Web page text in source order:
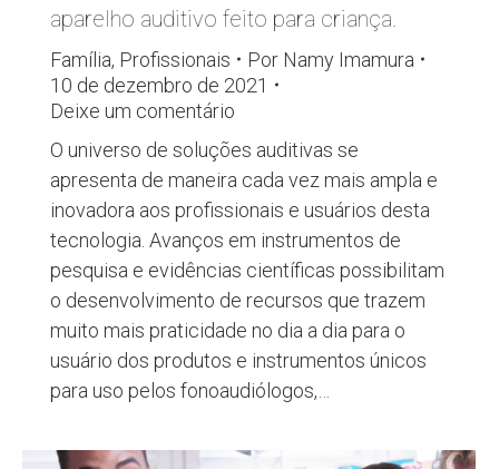
aparelho auditivo feito para criança.
Família, Profissionais Por Namy Imamura
10 de dezembro de 2021
Deixe um comentário
O universo de soluções auditivas se
apresenta de maneira cada vez mais ampla e
inovadora aos profissionais e usuários desta
tecnologia. Avanços em instrumentos de
pesquisa e evidências científicas possibilitam
o desenvolvimento de recursos que trazem
muito mais praticidade no dia a dia para o
usuário dos produtos e instrumentos únicos
para uso pelos fonoaudiólogos,…